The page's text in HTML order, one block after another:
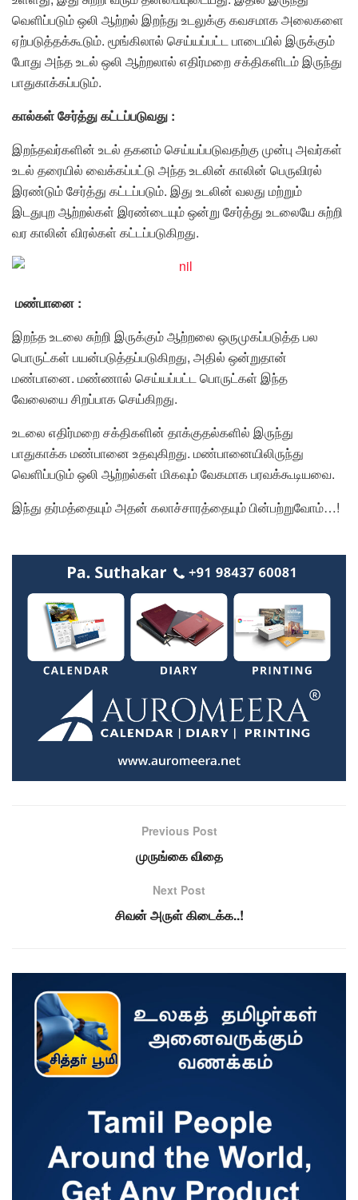
வெளிப்படும் ஒலி ஆற்றல் இறந்து உடலுக்கு கவசமாக அலைகளை
ஏற்படுத்தக்கூடும். மூங்கிலால் செய்யப்பட்ட பாடையில் இருக்கும்
போது அந்த உடல் ஒலி ஆற்றலால் எதிர்மறை சக்திகளிடம் இருந்து
பாதுகாக்கப்படும்.
கால்கள் சேர்த்து கட்டப்படுவது :
இறந்தவர்களின் உடல் தகனம் செய்யப்படுவதற்கு முன்பு அவர்கள்
உடல் தரையில் வைக்கப்பட்டு அந்த உடலின் காலின் பெருவிரல்
இரண்டும் சேர்த்து கட்டப்படும். இது உடலின் வலது மற்றும்
இடதுபுற ஆற்றல்கள் இரண்டையும் ஒன்று சேர்த்து உடலையே சுற்றி
வர காலின் விரல்கள் கட்டப்படுகிறது.
மண்பானை :
இறந்த உடலை சுற்றி இருக்கும் ஆற்றலை ஒருமுகப்படுத்த பல
பொருட்கள் பயன்படுத்தப்படுகிறது, அதில் ஒன்றுதான்
மண்பானை. மண்ணால் செய்யப்பட்ட பொருட்கள் இந்த
வேலையை சிறப்பாக செய்கிறது.
உடலை எதிர்மறை சக்திகளின் தாக்குதல்களில் இருந்து
பாதுகாக்க மண்பானை உதவுகிறது. மண்பானையிலிருந்து
வெளிப்படும் ஒலி ஆற்றல்கள் மிகவும் வேகமாக பரவக்கூடியவை.
இந்து தர்மத்தையும் அதன் கலாச்சாரத்தையும் பின்பற்றுவோம்…!
Previous Post
முருங்கை விதை
Next Post
சிவன் அருள் கிடைக்க..!